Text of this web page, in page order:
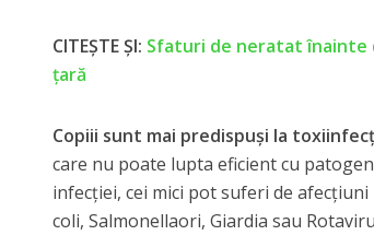
CITEȘTE ȘI: Sfaturi de neratat înainte
ţară
Copiii sunt mai predispuşi la
care nu poate lupta eficient cu
infecţiei, cei mici pot suferi de
coli, Salmonellaori, Giardia sau